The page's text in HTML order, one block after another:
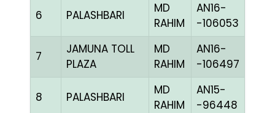
6 PALASHBARI
MD
RAHIM
AN16-
-106053
7
JAMUNA TOLL
PLAZA
MD
RAHIM
AN16-
-106497
8 PALASHBARI
MD
RAHIM
AN15-
-96448